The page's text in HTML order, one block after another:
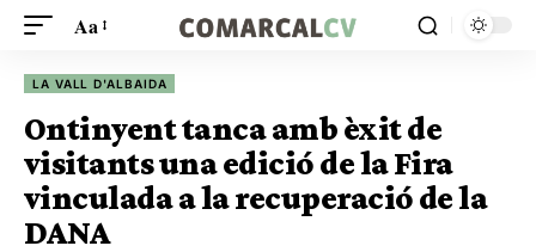
Aa
LA VALL D'ALBAIDA
Ontinyent tanca amb èxit de
visitants una edició de la Fira
vinculada a la recuperació de la
DANA